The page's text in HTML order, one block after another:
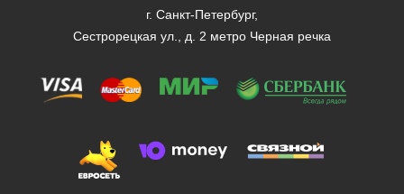
г. Санкт-Петербург,
Сестрорецкая ул., д. 2 метро Черная речка